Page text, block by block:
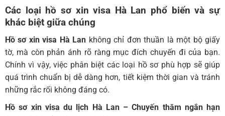
Các loại hồ sơ xin visa Hà Lan phổ biến và sự
khác biệt giữa chúng
Hồ sơ xin visa Hà Lan không chỉ đơn thuần là một bộ giấy
tờ, mà còn phản ánh rõ ràng mục đích chuyến đi của bạn.
Chính vì vậy, việc phân biệt các loại hồ sơ phù hợp sẽ giúp
quá trình chuẩn bị dễ dàng hơn, tiết kiệm thời gian và tránh
những rắc rối không đáng có.
Hồ sơ xin visa du lịch Hà Lan – Chuyến thăm ngắn hạn